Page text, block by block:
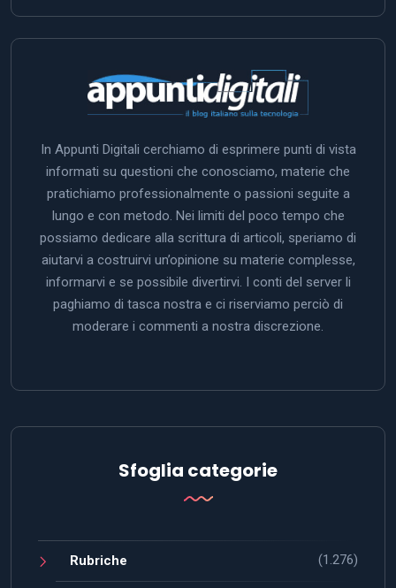
In Appunti Digitali cerchiamo di esprimere punti di vista
informati su questioni che conosciamo, materie che
pratichiamo professionalmente o passioni seguite a
lungo e con metodo. Nei limiti del poco tempo che
possiamo dedicare alla scrittura di articoli, speriamo di
aiutarvi a costruirvi un’opinione su materie complesse,
informarvi e se possibile divertirvi. I conti del server li
paghiamo di tasca nostra e ci riserviamo perciò di
moderare i commenti a nostra discrezione.
Sfoglia categorie
Rubriche (1.276)